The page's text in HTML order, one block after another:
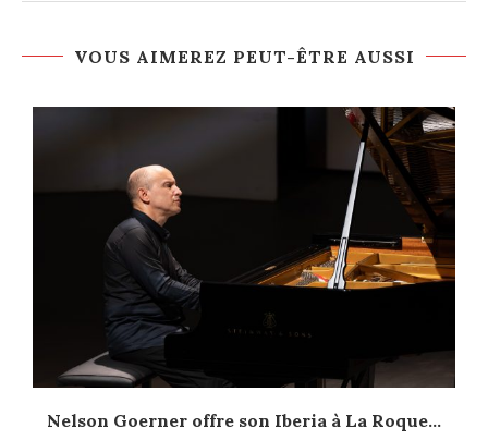
VOUS AIMEREZ PEUT-ÊTRE AUSSI
Nelson Goerner offre son Iberia à La Roque...